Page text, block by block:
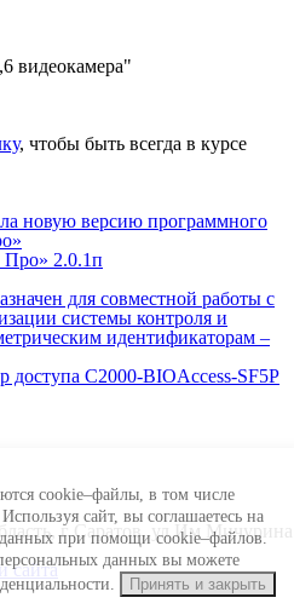
cookie–файлы, в том числе
сайт, вы соглашаетесь на
данных при помощи cookie–файлов.
данных вы можете
Принять и закрыть
видеокамера"
, чтобы быть всегда в курсе
новую версию программного
для совместной работы с
системы контроля и
идентификаторам –
г Саратов, ул Им Мичурина
сайта